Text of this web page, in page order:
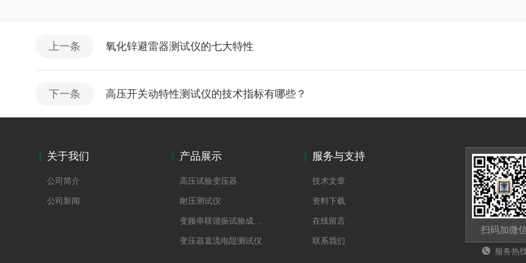
上一条 氧化锌避雷器测试仪的七大特性
下一条 高压开关动特性测试仪的技术指标有哪些？
关于我们
公司简介
公司新闻
产品展示
高压试验变压器
耐压测试仪
变频串联谐振试验成套装置
变压器直流电阻测试仪
服务与支持
技术文章
资料下载
在线留言
联系我们
扫码加微
服务热